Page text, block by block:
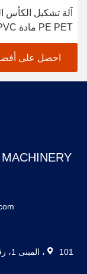
آلة تشكيل الكأس
PE PET مادة PVC
احصل على